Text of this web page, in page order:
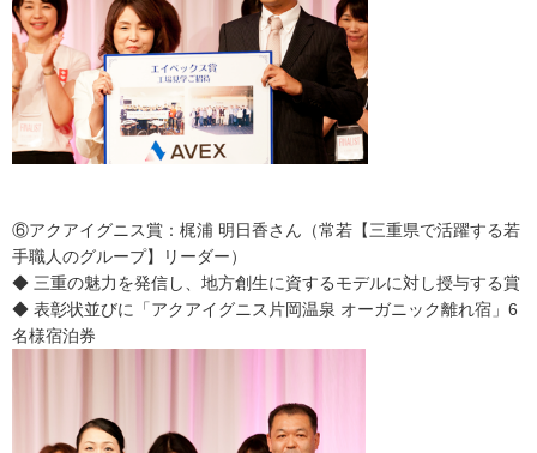
⑥アクアイグニス賞：梶浦 明日香さん（常若【三重県で活躍する若
手職人のグループ】リーダー）
◆ 三重の魅力を発信し、地方創生に資するモデルに対し授与する賞
◆ 表彰状並びに「アクアイグニス片岡温泉 オーガニック離れ宿」6
名様宿泊券